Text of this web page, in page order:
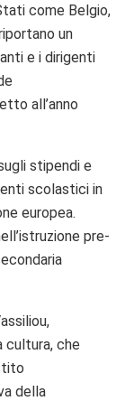
come Belgio,
un
e i dirigenti
all’anno
stipendi e
scolastici in
europea.
pre-
cultura, che
della